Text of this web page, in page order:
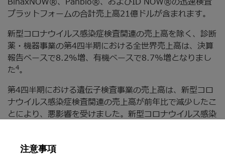
プラットフォームの合計売上高21億ドルが含まれます。
新型コロナウイルス感染症検査関連の売上高を除く、診断
薬・機器事業の第4四半期における全世界売上高は、決算
報告ベースで8.2%増、有機ベースで8.7%増となりまし
た4。
第4四半期における遺伝子検査事業の売上高は、新型コロ
ナウイルス感染症検査関連の売上高が前年比で減少したこ
とにより、悪影響を受けました。新型コロナウイルス感染
の20.7%増を含め、決算報告ベースで24.1%増、有機ベ
注意事項